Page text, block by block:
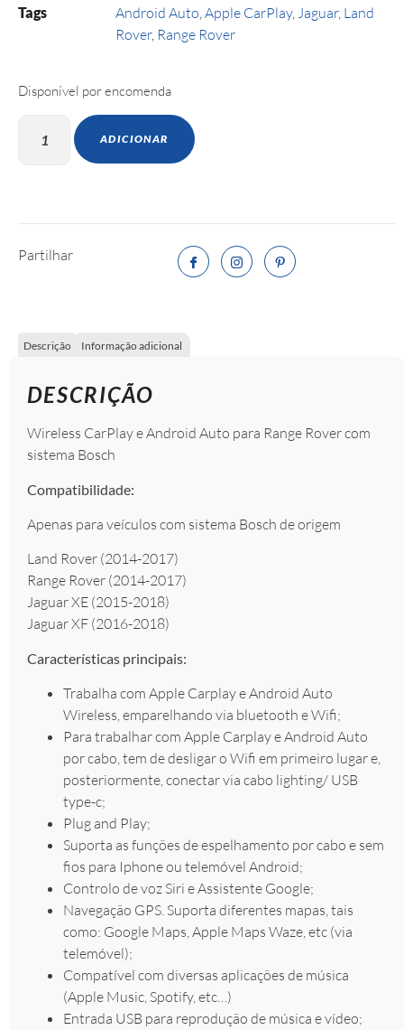
Tags Android Auto,Apple CarPlay,Jaguar, Land
Rover, Range Rover
Disponível por encomenda
ADICIONAR
Partilhar
Descrição Informação adicional
DESCRIÇÃO
Wireless CarPlay e Android Auto para Range Rover com
sistema Bosch
Compatibilidade:
Apenas para veículos com sistema Bosch de origem
Land Rover (2014-2017)
Range Rover (2014-2017)
Jaguar XE (2015-2018)
Jaguar XF (2016-2018)
Características principais:
Trabalha com Apple Carplay e Android Auto
Wireless, emparelhando via bluetooth e Wifi;
Para trabalhar com Apple Carplay e Android Auto
por cabo, tem de desligar o Wifi em primeiro lugar e,
posteriormente, conectar via cabo lighting/ USB
type-c;
Plug and Play;
Suporta as funções de espelhamento por cabo e sem
fios para Iphone ou telemóvel Android;
Controlo de voz Siri e Assistente Google;
Navegação GPS. Suporta diferentes mapas, tais
como: Google Maps, Apple Maps Waze, etc (via
telemóvel);
Compatível com diversas aplicações de música
(Apple Music, Spotify, etc…)
Entrada USB para reprodução de música e vídeo;